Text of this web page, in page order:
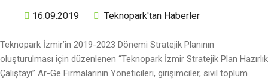
16.09.2019 Teknopark'tan Haberler
Teknopark İzmir’in 2019-2023 Dönemi Stratejik Planının
oluşturulması için düzenlenen “Teknopark İzmir Stratejik Plan Hazırlık
Çalıştayı” Ar-Ge Firmalarının Yöneticileri, girişimciler, sivil toplum